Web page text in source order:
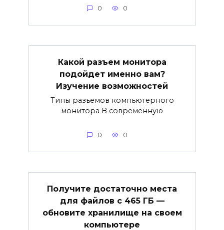
0 0
Какой разъем монитора
подойдет именно вам?
Изучение возможностей
Типы разъемов компьютерного
монитора В современную
0 0
Получите достаточно места
для файлов с 465 ГБ —
обновите хранилище на своем
компьютере